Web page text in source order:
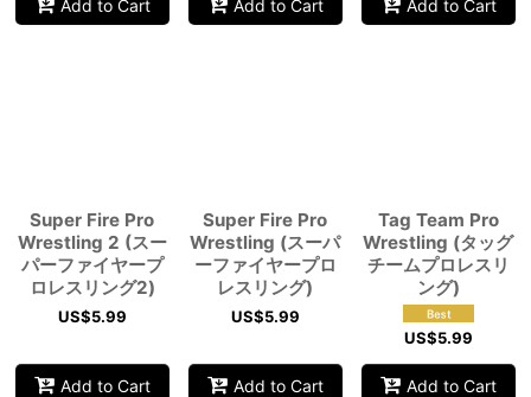
Add to Cart Add to Cart Add to Cart
Super Fire Pro
Wrestling 2 (スー
パーファイヤープ
ロレスリング2)
US$5.99
Add to Cart
Super Fire Pro
Wrestling (スーパ
ーファイヤープロ
レスリング)
US$5.99
Add to Cart
Tag Team Pro
Wrestling (タッグ
チームプロレスリ
ング)
US$5.99
Add to Cart